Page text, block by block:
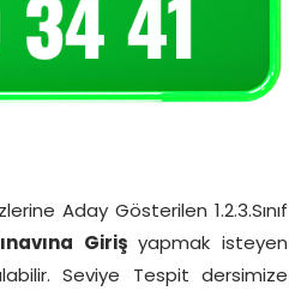
Aday Gösterilen 1.2.3.Sınıf
Girişyapmak isteyen
Seviye Tespit dersimize